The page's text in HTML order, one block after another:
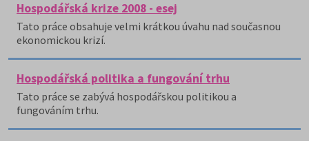
Hospodářská krize 2008 - esej
Tato práce obsahuje velmi krátkou úvahu nad současnou
ekonomickou krizí.
Hospodářská politika a fungování trhu
Tato práce se zabývá hospodářskou politikou a
fungováním trhu.